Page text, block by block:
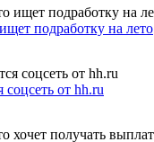
подработку на лето
соцсеть от hh.ru